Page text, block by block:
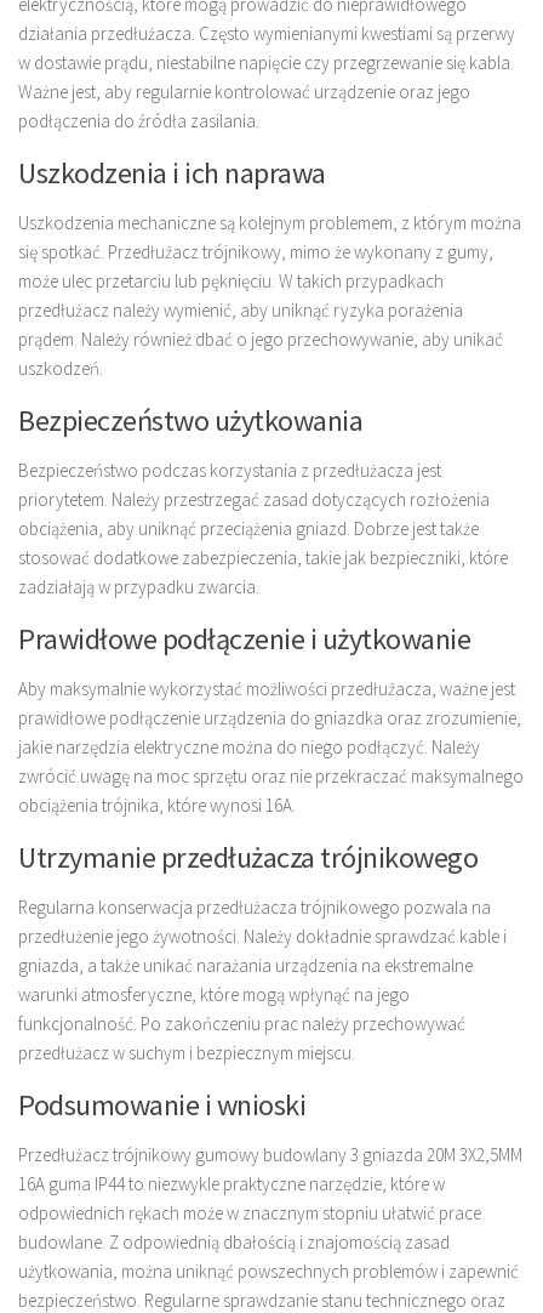
działania przedłużacza. Często wymienianymi kwestiami są przerwy
w dostawie prądu, niestabilne napięcie czy przegrzewanie się kabla.
Ważne jest, aby regularnie kontrolować urządzenie oraz jego
podłączenia do źródła zasilania.
Uszkodzenia i ich naprawa
Uszkodzenia mechaniczne są kolejnym problemem, z którym można
się spotkać. Przedłużacz trójnikowy, mimo że wykonany z gumy,
może ulec przetarciu lub pęknięciu. W takich przypadkach
przedłużacz należy wymienić, aby uniknąć ryzyka porażenia
prądem. Należy również dbać o jego przechowywanie, aby unikać
uszkodzeń.
Bezpieczeństwo użytkowania
Bezpieczeństwo podczas korzystania z przedłużacza jest
priorytetem. Należy przestrzegać zasad dotyczących rozłożenia
obciążenia, aby uniknąć przeciążenia gniazd. Dobrze jest także
stosować dodatkowe zabezpieczenia, takie jak bezpieczniki, które
zadziałają w przypadku zwarcia.
Prawidłowe podłączenie i użytkowanie
Aby maksymalnie wykorzystać możliwości przedłużacza, ważne jest
prawidłowe podłączenie urządzenia do gniazdka oraz zrozumienie,
jakie narzędzia elektryczne można do niego podłączyć. Należy
zwrócić uwagę na moc sprzętu oraz nie przekraczać maksymalnego
obciążenia trójnika, które wynosi 16A.
Utrzymanie przedłużacza trójnikowego
Regularna konserwacja przedłużacza trójnikowego pozwala na
przedłużenie jego żywotności. Należy dokładnie sprawdzać kable i
gniazda, a także unikać narażania urządzenia na ekstremalne
warunki atmosferyczne, które mogą wpłynąć na jego
funkcjonalność. Po zakończeniu prac należy przechowywać
przedłużacz w suchym i bezpiecznym miejscu.
Podsumowanie i wnioski
Przedłużacz trójnikowy gumowy budowlany 3 gniazda 20M 3X2,5MM
16A guma IP44 to niezwykle praktyczne narzędzie, które w
odpowiednich rękach może w znacznym stopniu ułatwić prace
budowlane. Z odpowiednią dbałością i znajomością zasad
użytkowania, można uniknąć powszechnych problemów i zapewnić
bezpieczeństwo. Regularne sprawdzanie stanu technicznego oraz